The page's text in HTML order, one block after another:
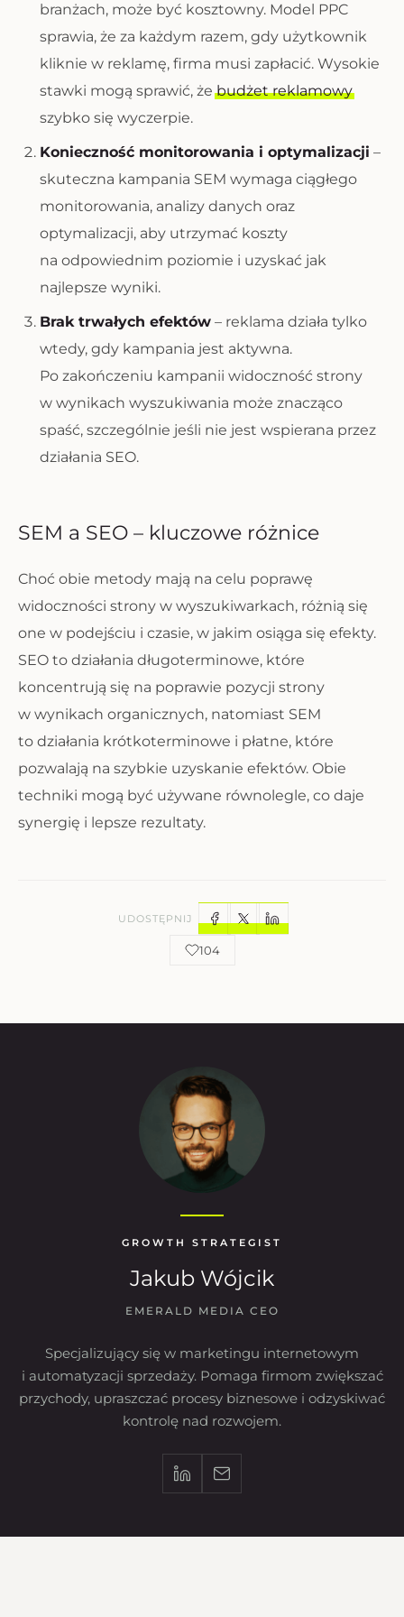
branżach, może być kosztowny. Model PPC
sprawia, że za każdym razem, gdy użytkownik
kliknie w reklamę, firma musi zapłacić. Wysokie
stawki mogą sprawić, żebudżet reklamowy
szybko się wyczerpie.
Konieczność monitorowania i optymalizacji –
skuteczna kampania SEM wymaga ciągłego
monitorowania, analizy danych oraz
optymalizacji, aby utrzymać koszty
na odpowiednim poziomie i uzyskać jak
najlepsze wyniki.
Brak trwałych efektów – reklama działa tylko
wtedy, gdy kampania jest aktywna.
Po zakończeniu kampanii widoczność strony
w wynikach wyszukiwania może znacząco
spaść, szczególnie jeśli nie jest wspierana przez
działania SEO.
SEM a SEO – kluczowe różnice
Choć obie metody mają na celu poprawę
widoczności strony w wyszukiwarkach, różnią się
one w podejściu i czasie, w jakim osiąga się efekty.
SEO to działania długoterminowe, które
koncentrują się na poprawie pozycji strony
w wynikach organicznych, natomiast SEM
to działania krótkoterminowe i płatne, które
pozwalają na szybkie uzyskanie efektów. Obie
techniki mogą być używane równolegle, co daje
synergię i lepsze rezultaty.
UDOSTĘPNIJ
104
GROWTH STRATEGIST
Jakub Wójcik
EMERALD MEDIA CEO
Specjalizujący się w marketingu internetowym
i automatyzacji sprzedaży. Pomaga firmom zwiększać
przychody, upraszczać procesy biznesowe i odzyskiwać
kontrolę nad rozwojem.